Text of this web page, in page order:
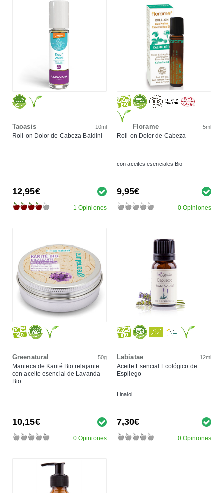
Taoasis 10ml
Roll-on Dolor de Cabeza Baldini
12,95€
1 Opiniones
Florame 5ml
Roll-on Dolor de Cabeza
con aceites esenciales Bio
9,95€
0 Opiniones
Greenatural 50g
Manteca de Karité Bio relajante
con aceite esencial de Lavanda
Bio
10,15€
0 Opiniones
Labiatae 12ml
Aceite Esencial Ecológico de
Espliego
Linalol
7,30€
0 Opiniones